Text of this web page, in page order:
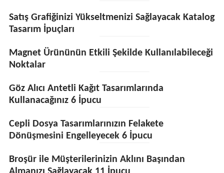
Satış Grafiğinizi Yükseltmenizi Sağlayacak Katalog
Tasarım İpuçları
Magnet Ürününün Etkili Şekilde Kullanılabileceği
Noktalar
Göz Alıcı Antetli Kağıt Tasarımlarında
Kullanacağınız 6 İpucu
Cepli Dosya Tasarımlarınızın Felakete
Dönüşmesini Engelleyecek 6 İpucu
Broşür ile Müşterilerinizin Aklını Başından